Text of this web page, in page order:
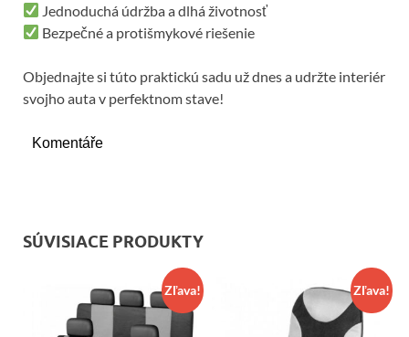
Jednoduchá údržba a dlhá životnosť
Bezpečné a protišmykové riešenie
Objednajte si túto praktickú sadu už dnes a udržte interiér
svojho auta v perfektnom stave!
Komentáře
SÚVISIACE PRODUKTY
Zľava! Zľava!